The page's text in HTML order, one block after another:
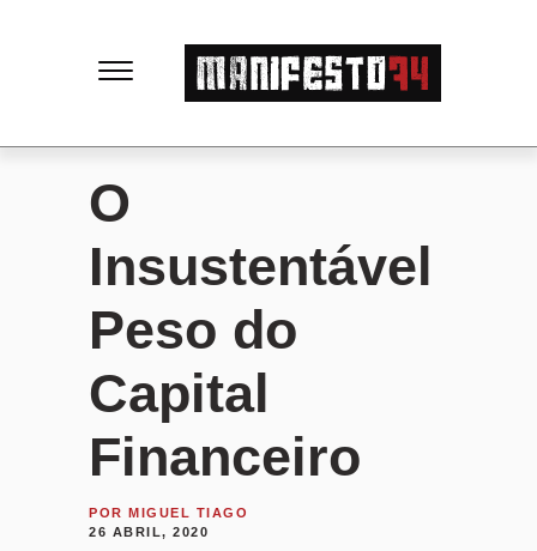
M
a
i
f
e
s
t
O
Insustentável
Peso do
Capital
Financeiro
POR MIGUEL TIAGO
26 ABRIL, 2020